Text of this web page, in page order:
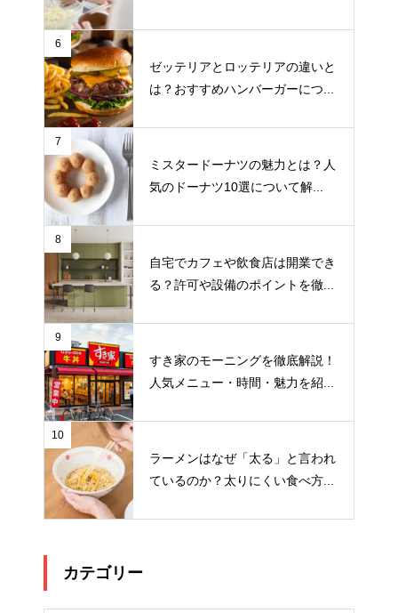
6
ゼッテリアとロッテリアの違いと
は？おすすめハンバーガーにつ...
7
ミスタードーナツの魅力とは？人
気のドーナツ10選について解...
8
自宅でカフェや飲食店は開業でき
る？許可や設備のポイントを徹...
9
すき家のモーニングを徹底解説！
人気メニュー・時間・魅力を紹...
10
ラーメンはなぜ「太る」と言われ
ているのか？太りにくい食べ方...
カテゴリー